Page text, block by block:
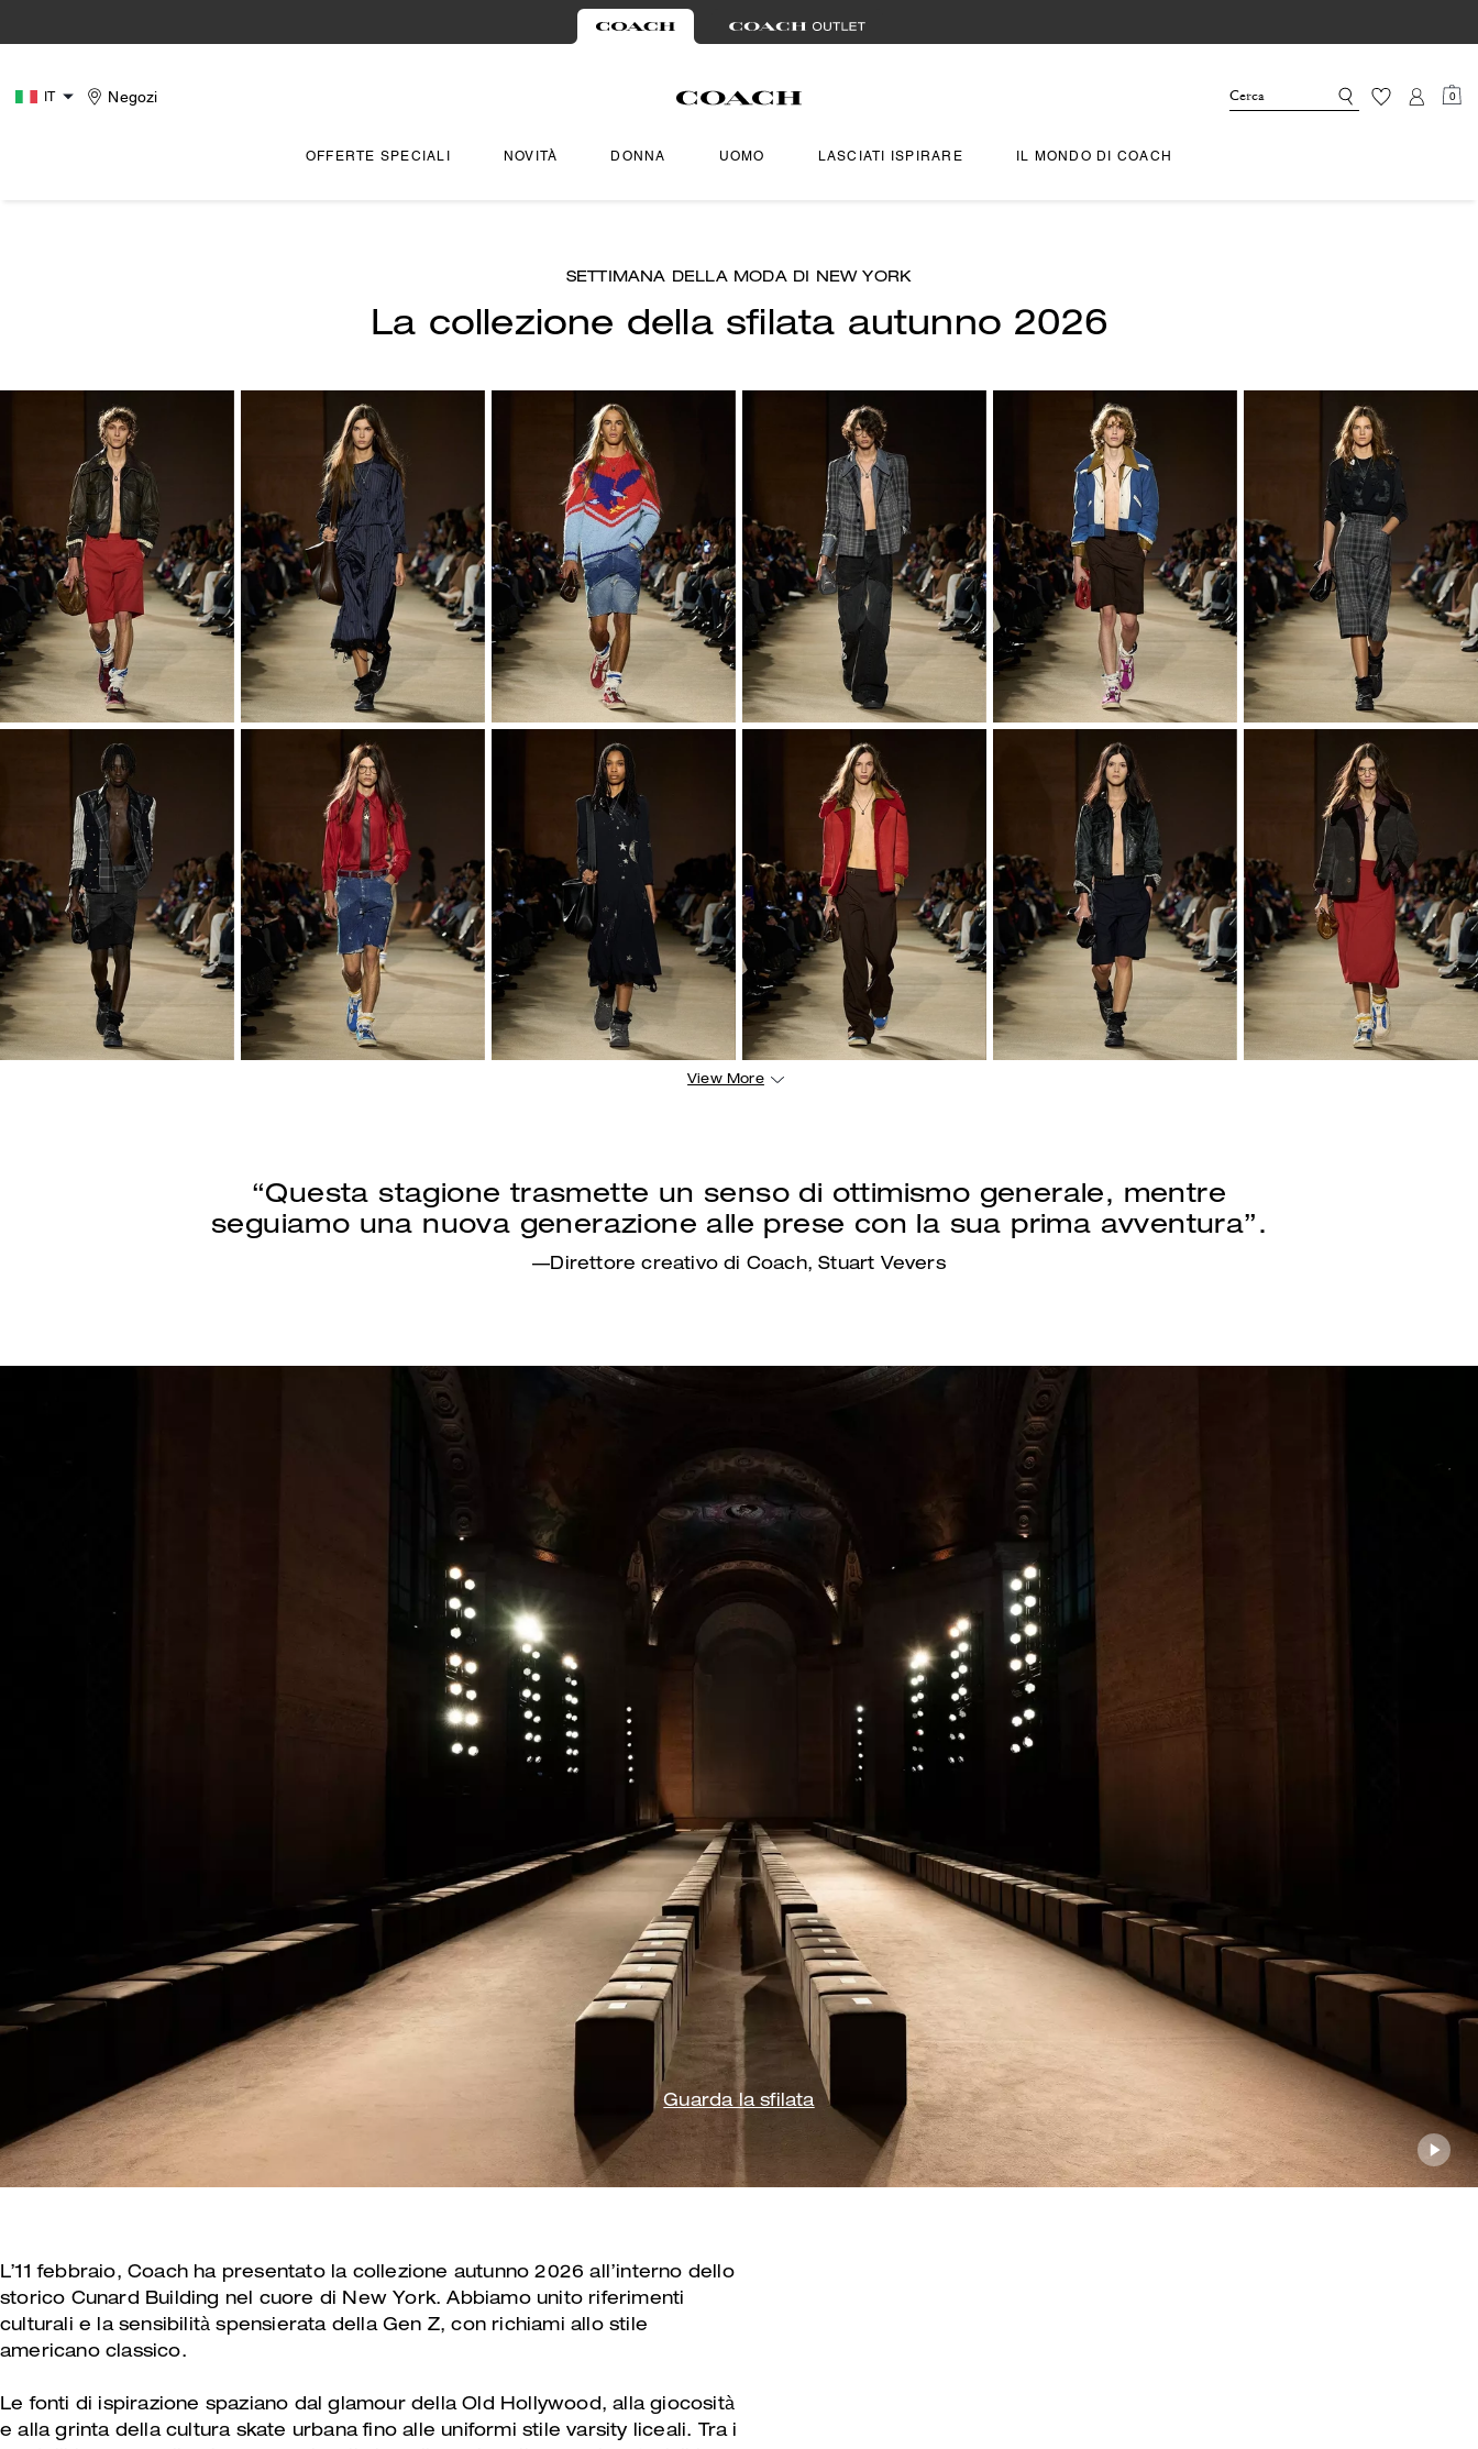
IT Negozi 0
OFFERTE SPECIALI NOVITÀ DONNA UOMO LASCIATI ISPIRARE IL MONDO DI COACH
SETTIMANA DELLA MODA DI NEW YORK
La collezione della sfilata autunno 2026
View More
“Questa stagione trasmette un senso di ottimismo generale, mentre
seguiamo una nuova generazione alle prese con la sua prima avventura”.
—Direttore creativo di Coach, Stuart Vevers
Guarda la sfilata
L’11 febbraio, Coach ha presentato la collezione autunno 2026 all’interno dello
storico Cunard Building nel cuore di New York. Abbiamo unito riferimenti
culturali e la sensibilità spensierata della Gen Z, con richiami allo stile
americano classico.
Le fonti di ispirazione spaziano dal glamour della Old Hollywood, alla giocosità
e alla grinta della cultura skate urbana fino alle uniformi stile varsity liceali. Tra i